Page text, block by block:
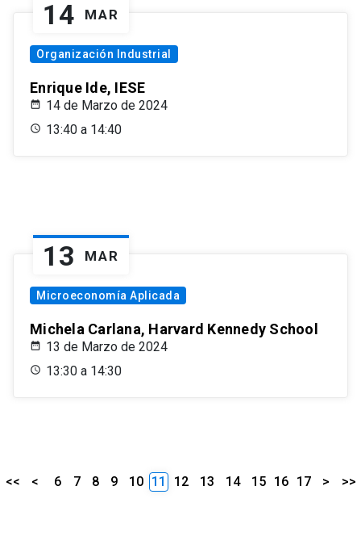
14 MAR
Organización Industrial
Enrique Ide, IESE
14 de Marzo de 2024
13:40 a 14:40
13 MAR
Microeconomía Aplicada
Michela Carlana, Harvard Kennedy School
13 de Marzo de 2024
13:30 a 14:30
<< < 6 7 8 9 10 11 12 13 14 15 16 17 > >>